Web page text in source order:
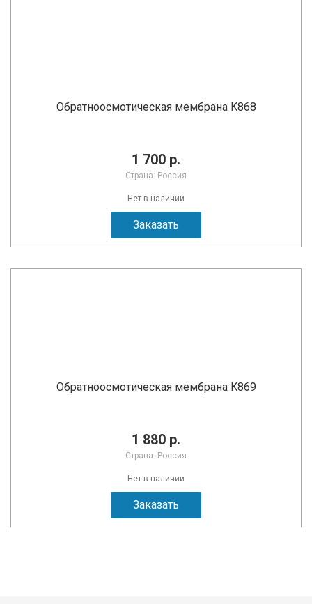
Обратноосмотическая мембрана K868
1 700 р.
Страна: Россия
Нет в наличии
Заказать
Обратноосмотическая мембрана K869
1 880 р.
Страна: Россия
Нет в наличии
Заказать